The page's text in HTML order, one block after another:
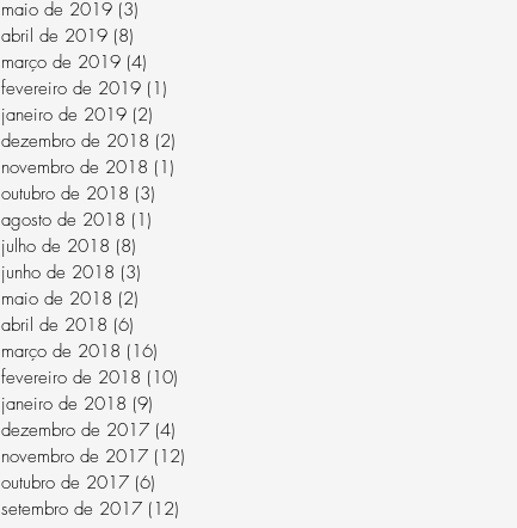
maio de 2019 (3)
abril de 2019 (8)
março de 2019 (4)
fevereiro de 2019 (1)
janeiro de 2019 (2)
dezembro de 2018 (2)
novembro de 2018 (1)
outubro de 2018 (3)
agosto de 2018 (1)
julho de 2018 (8)
junho de 2018 (3)
maio de 2018 (2)
abril de 2018 (6)
março de 2018 (16)
fevereiro de 2018 (10)
janeiro de 2018 (9)
dezembro de 2017 (4)
novembro de 2017 (12)
outubro de 2017 (6)
setembro de 2017 (12)